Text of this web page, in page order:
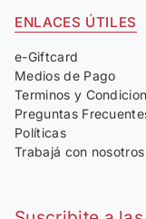
ENLACES ÚTILES
e-Giftcard
Medios de Pago
Terminos y
Preguntas
Políticas
Trabajá con nosotros